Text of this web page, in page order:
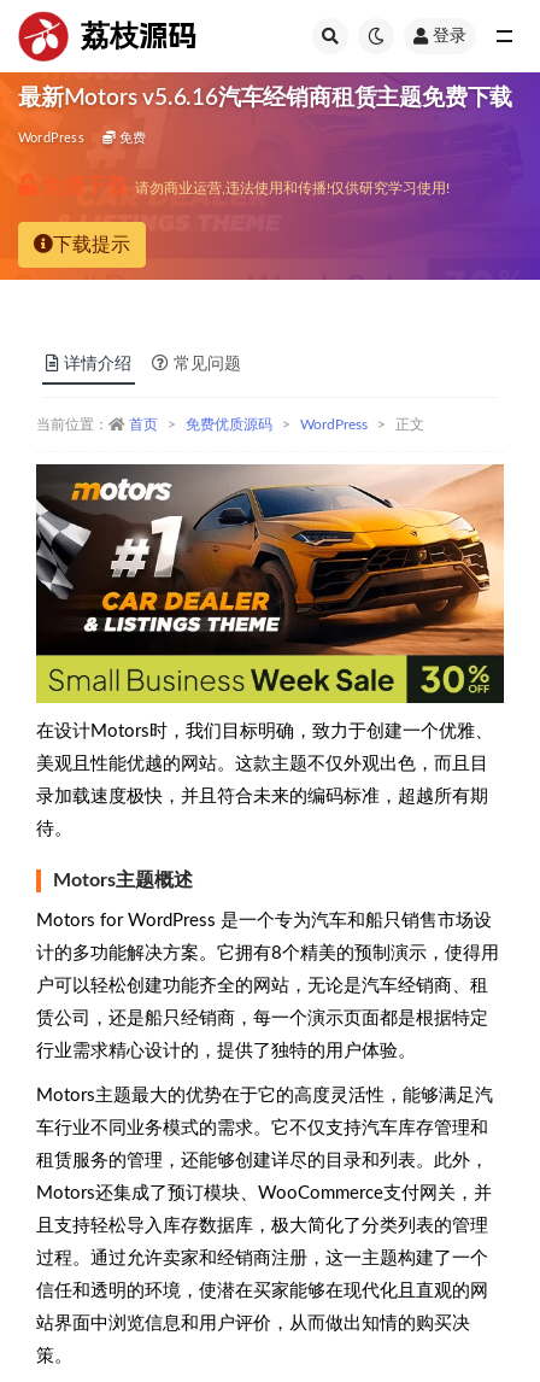
荔枝源码 登录
最新Motors v5.6.16汽车经销商租赁主题免费下载
WordPress 免费
免费下载 请勿商业运营,违法使用和传播!仅供研究学习使用!
下载提示
详情介绍 常见问题
当前位置： 首页 免费优质源码 WordPress 正文
在设计Motors时，我们目标明确，致力于创建一个优雅、
美观且性能优越的网站。这款主题不仅外观出色，而且目
录加载速度极快，并且符合未来的编码标准，超越所有期
待。
Motors主题概述
Motors for WordPress 是一个专为汽车和船只销售市场设
计的多功能解决方案。它拥有8个精美的预制演示，使得用
户可以轻松创建功能齐全的网站，无论是汽车经销商、租
赁公司，还是船只经销商，每一个演示页面都是根据特定
行业需求精心设计的，提供了独特的用户体验。
Motors主题最大的优势在于它的高度灵活性，能够满足汽
车行业不同业务模式的需求。它不仅支持汽车库存管理和
租赁服务的管理，还能够创建详尽的目录和列表。此外，
Motors还集成了预订模块、WooCommerce支付网关，并
且支持轻松导入库存数据库，极大简化了分类列表的管理
过程。通过允许卖家和经销商注册，这一主题构建了一个
信任和透明的环境，使潜在买家能够在现代化且直观的网
站界面中浏览信息和用户评价，从而做出知情的购买决
策。